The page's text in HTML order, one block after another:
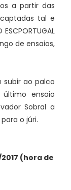
a partir das
tal e
de ensaios,
subir ao palco
ensaio
Sobral a
o júri.
2017 (hora de